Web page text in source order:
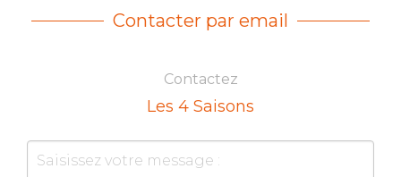
Contacter par email
Contactez
Les 4 Saisons